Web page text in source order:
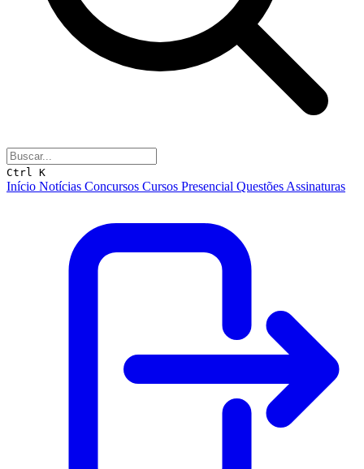
Ctrl K
Início Notícias Concursos Cursos Presencial Questões Assinaturas